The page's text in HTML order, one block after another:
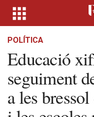
POLÍTICA
Educació
seguiment
a les